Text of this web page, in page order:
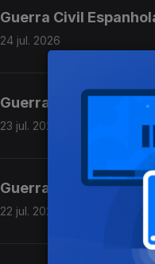
Guerra Civil
24 jul. 2026
Guerra Civil
23 jul. 2026
Guerra Civil
22 jul. 2026